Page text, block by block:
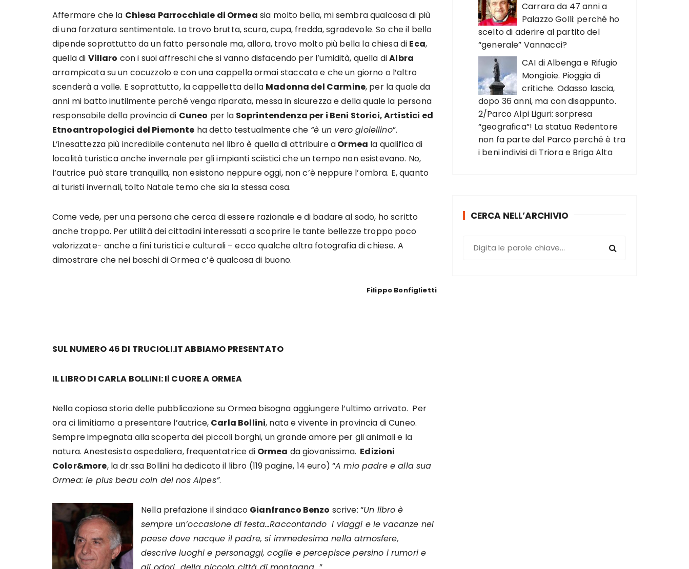
Affermare che la Chiesa Parrocchiale di Ormea sia molto bella, mi sembra qualcosa di più
di una forzatura sentimentale. La trovo brutta, scura, cupa, fredda, sgradevole. So che il bello
dipende soprattutto da un fatto personale ma, allora, trovo molto più bella la chiesa di Eca,
quella di Villaro con i suoi affreschi che si vanno disfacendo per l’umidità, quella diAlbra
arrampicata su un cocuzzolo e con una cappella ormai staccata e che un giorno o l’altro
scenderà a valle. E soprattutto, la cappelletta della Madonna del Carmine, per la quale da
anni mi batto inutilmente perché venga riparata, messa in sicurezza e della quale la persona
responsabile della provincia di Cuneo per la Soprintendenza per i Beni Storici, Artistici ed
Etnoantropologici del Piemonte ha detto testualmente che “è un vero gioiellino”.
L’inesattezza più incredibile contenuta nel libro è quella di attribuire aOrmea la qualifica di
località turistica anche invernale per gli impianti sciistici che un tempo non esistevano. No,
l’autrice può stare tranquilla, non esistono neppure oggi, non c’è neppure l’ombra. E, quanto
ai turisti invernali, tolto Natale temo che sia la stessa cosa.
Come vede, per una persona che cerca di essere razionale e di badare al sodo, ho scritto
anche troppo. Per utilità dei cittadini interessati a scoprire le tante bellezze troppo poco
valorizzate- anche a fini turistici e culturali – ecco qualche altra fotografia di chiese. A
dimostrare che nei boschi di Ormea c’è qualcosa di buono.
Filippo Bonfiglietti
SUL NUMERO 46 DI TRUCIOLI.IT ABBIAMO PRESENTATO
IL LIBRO DI CARLA BOLLINI: Il CUORE A ORMEA
Nella copiosa storia delle pubblicazione su Ormea bisogna aggiungere l’ultimo arrivato. Per
ora ci limitiamo a presentare l’autrice, Carla Bollini, nata e vivente in provincia di Cuneo.
Sempre impegnata alla scoperta dei piccoli borghi, un grande amore per gli animali e la
natura. Anestesista ospedaliera, frequentatrice di Ormea da giovanissima. Edizioni
Color&more, la dr.ssa Bollini ha dedicato il libro (119 pagine, 14 euro) “A mio padre e alla sua
Ormea: le plus beau coin del nos Alpes”.
Nella prefazione il sindaco Gianfranco Benzo scrive: “Un libro è
sempre un’occasione di festa…Raccontando i viaggi e le vacanze nel
paese dove nacque il padre, si immedesima nella atmosfere,
descrive luoghi e personaggi, coglie e percepisce persino i rumori e
Carrara da 47 anni a
Palazzo Golli: perché ho
scelto di aderire al partito del
“generale” Vannacci?
CAI di Albenga e Rifugio
Mongioie. Pioggia di
critiche. Odasso lascia,
dopo 36 anni, ma con disappunto.
2/Parco Alpi Liguri: sorpresa
“geografica”! La statua Redentore
non fa parte del Parco perché è tra
i beni indivisi di Triora e Briga Alta
CERCA NELL’ARCHIVIO